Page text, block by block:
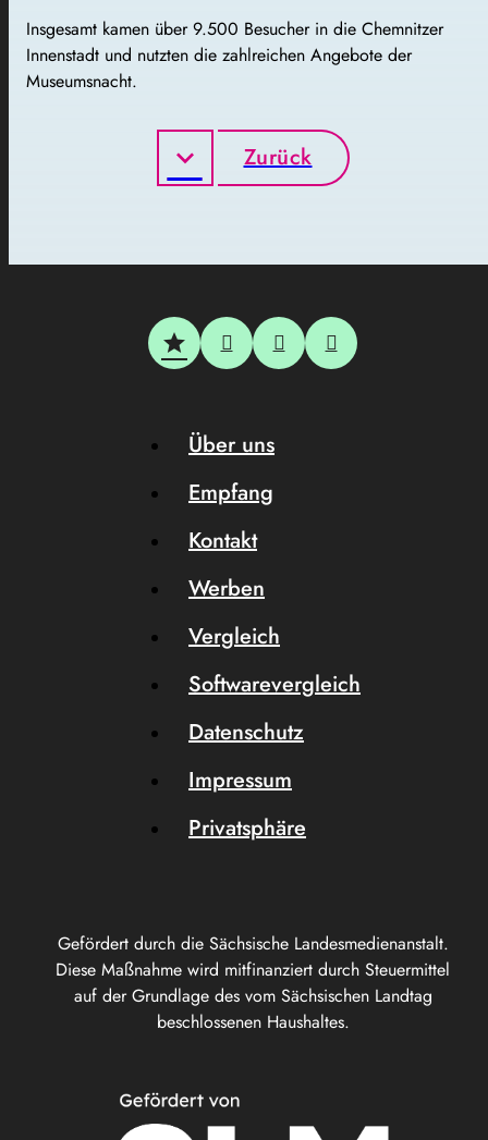
Insgesamt kamen über 9.500 Besucher in die Chemnitzer
Innenstadt und nutzten die zahlreichen Angebote der
Museumsnacht.
Zurück
Gefördert durch die Sächsische Landesmedienanstalt.
Diese Maßnahme wird mitfinanziert durch Steuermittel
auf der Grundlage des vom Sächsischen Landtag
beschlossenen Haushaltes.
Über uns
Empfang
Kontakt
Werben
Vergleich
Softwarevergleich
Datenschutz
Impressum
Privatsphäre